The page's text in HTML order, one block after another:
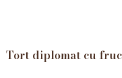
Tort diplomat cu